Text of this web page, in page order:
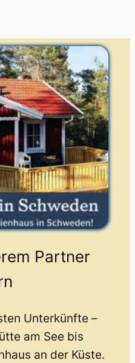
Partner
Unterkünfte –
am See bis
an der Küste.